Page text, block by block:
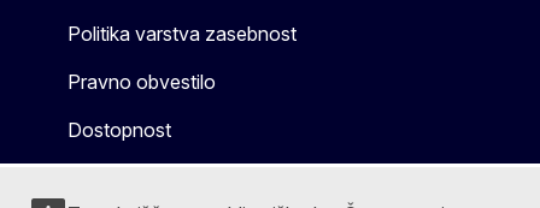
Politika varstva zasebnost
Pravno obvestilo
Dostopnost